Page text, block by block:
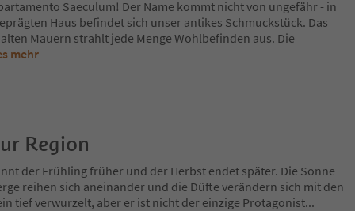
Saeculum! Der Name kommt nicht von ungefähr - in
Haus befindet sich unser antikes Schmuckstück. Das
Mauern strahlt jede Menge Wohlbefinden aus. Die
mehr
Region
der Frühling früher und der Herbst endet später. Die Sonne
reihen sich aneinander und die Düfte verändern sich mit den
tief verwurzelt, aber er ist nicht der einzige Protagonist...